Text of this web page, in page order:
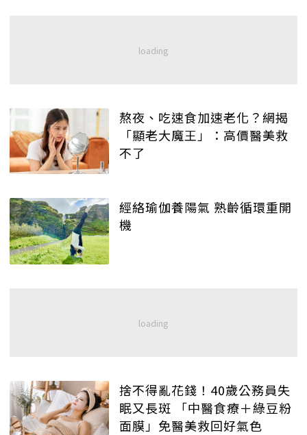
熬夜、吃速食加速老化？網揭
「顯老大魔王」：高價醫美救
不了
經絡瑜伽養陽氣 熟齡循環重開
機
捨不得亂花錢！40歲公務員失
眠又長斑 「中醫食療＋綠豆粉
面膜」免醫美救回好氣色